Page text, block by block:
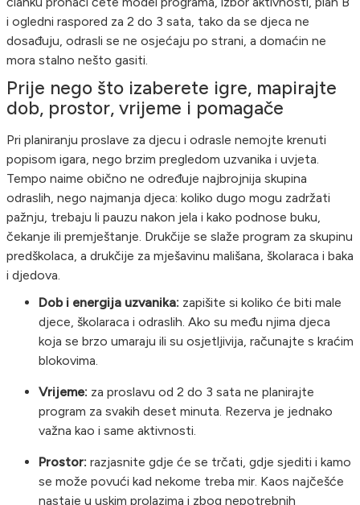
i ogledni raspored za 2 do 3 sata, tako da se djeca ne
dosađuju, odrasli se ne osjećaju po strani, a domaćin ne
mora stalno nešto gasiti.
Prije nego što izaberete igre, mapirajte
dob, prostor, vrijeme i pomagače
Pri planiranju proslave za djecu i odrasle nemojte krenuti
popisom igara, nego brzim pregledom uzvanika i uvjeta.
Tempo naime obično ne određuje najbrojnija skupina
odraslih, nego najmanja djeca: koliko dugo mogu zadržati
pažnju, trebaju li pauzu nakon jela i kako podnose buku,
čekanje ili premještanje. Drukčije se slaže program za skupinu
predškolaca, a drukčije za mješavinu mališana, školaraca i baka
i djedova.
Dob i energija uzvanika: zapišite si koliko će biti male
djece, školaraca i odraslih. Ako su među njima djeca
koja se brzo umaraju ili su osjetljivija, računajte s kraćim
blokovima.
Vrijeme: za proslavu od 2 do 3 sata ne planirajte
program za svakih deset minuta. Rezerva je jednako
važna kao i same aktivnosti.
Prostor: razjasnite gdje će se trčati, gdje sjediti i kamo
se može povući kad nekome treba mir. Kaos najčešće
nastaje u uskim prolazima i zbog nepotrebnih